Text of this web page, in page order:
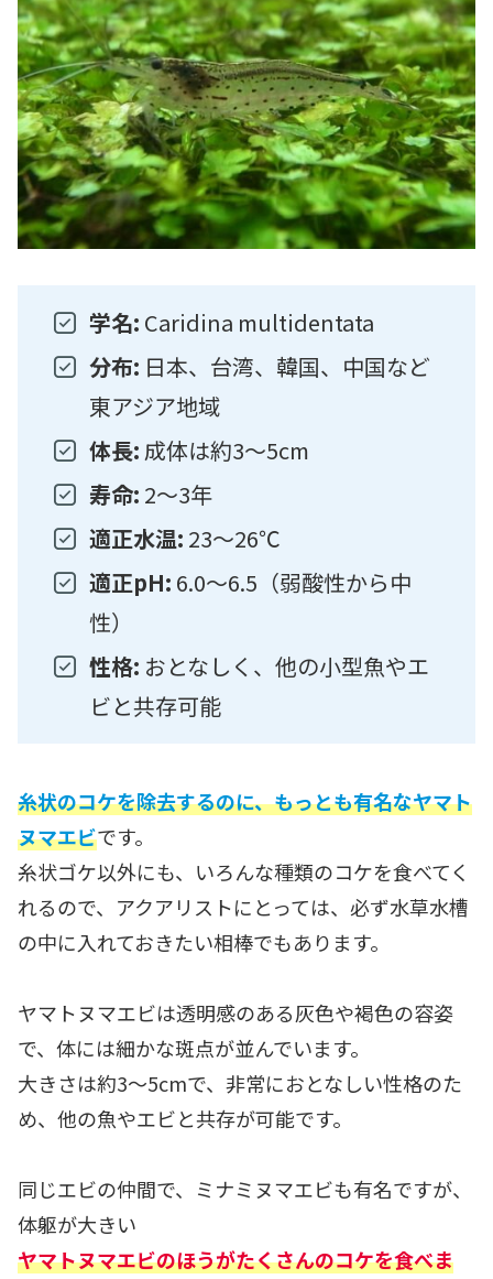
学名: Caridina multidentata
分布: 日本、台湾、韓国、中国など
東アジア地域
体長: 成体は約3〜5cm
寿命: 2〜3年
適正水温: 23〜26℃
適正pH: 6.0〜6.5（弱酸性から中
性）
性格: おとなしく、他の小型魚やエ
ビと共存可能
糸状のコケを除去するのに、もっとも有名なヤマト
ヌマエビです。
糸状ゴケ以外にも、いろんな種類のコケを食べてく
れるので、アクアリストにとっては、必ず水草水槽
の中に入れておきたい相棒でもあります。
ヤマトヌマエビは透明感のある灰色や褐色の容姿
で、体には細かな斑点が並んでいます。
大きさは約3～5cmで、非常におとなしい性格のた
め、他の魚やエビと共存が可能です。
同じエビの仲間で、ミナミヌマエビも有名ですが、
体躯が大きい
ヤマトヌマエビのほうがたくさんのコケを食べま